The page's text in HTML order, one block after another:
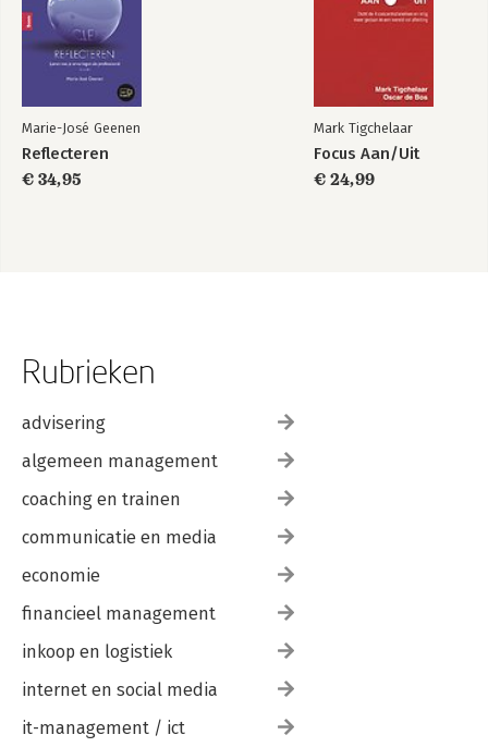
Marie-José Geenen
Reflecteren
€ 34,95
Mark Tigchelaar
Focus Aan/Uit
€ 24,99
Rubrieken
advisering
algemeen management
coaching en trainen
communicatie en media
economie
financieel management
inkoop en logistiek
internet en social media
it-management / ict